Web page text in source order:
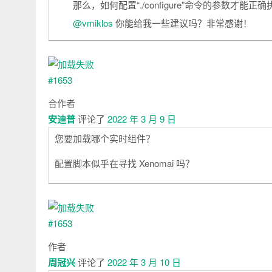
那么，如何配置“./configure”命令的参数才能正确
@vmiklos 你能给我一些建议吗？非常感谢！
合作者
安迪普评论了 2022 年 3 月 9 日
您要加载哪个实时组件？
配置脚本似乎在寻找 Xenomai 吗？
作者
周冠兴评论了 2022 年 3 月 10 日